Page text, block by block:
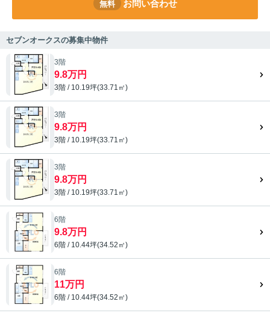
無料 お問い合わせ
セブンオークスの募集中物件
3階
9.8万円
3階 / 10.19坪(33.71㎡)
3階
9.8万円
3階 / 10.19坪(33.71㎡)
3階
9.8万円
3階 / 10.19坪(33.71㎡)
6階
9.8万円
6階 / 10.44坪(34.52㎡)
6階
11万円
6階 / 10.44坪(34.52㎡)